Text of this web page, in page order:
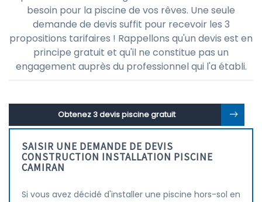
besoin pour la piscine de vos rêves. Une seule
demande de devis suffit pour recevoir les 3
propositions tarifaires ! Rappellons qu'un devis est en
principe gratuit et qu'il ne constitue pas un
engagement auprès du professionnel qui l'a établi.
Obtenez 3 devis piscine gratuit
SAISIR UNE DEMANDE DE DEVIS
CONSTRUCTION INSTALLATION PISCINE
CAMIRAN
Si vous avez décidé d'installer une piscine hors-sol en